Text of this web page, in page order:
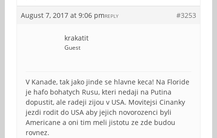
August 7, 2017 at 9:06 pm #3253
REPLY
krakatit
Guest
V Kanade, tak jako jinde se hlavne keca! Na Floride
je hafo bohatych Rusu, kteri nedaji na Putina
dopustit, ale radeji zijou v USA. Movitejsi Cinanky
jezdi rodit do USA aby jejich novorozenci byli
Americane a oni tim meli jistotu ze zde budou
rovnez.